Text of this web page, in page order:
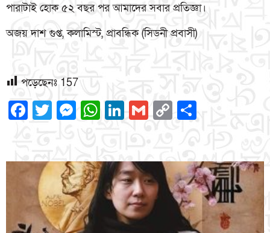
পারাটাই হোক ৫২ বছর পর আমাদের সবার প্রতিজ্ঞা।
অজয় দাশ গুপ্ত, কলামিস্ট, প্রাবন্ধিক (সিডনী প্রবাসী)
পড়েছেনঃ 157
Facebook
Twitter
Messenger
WhatsApp
LinkedIn
Gmail
Copy
Link
Share